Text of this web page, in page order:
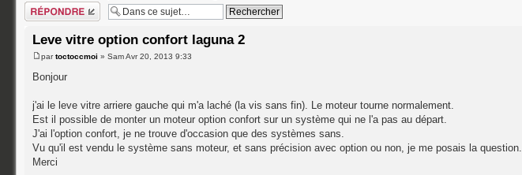
Répondre
Leve vitre option confort laguna 2
partoctoccmoi » Sam Avr 20, 2013 9:33
Bonjour
j'ai le leve vitre arriere gauche qui m'a laché (la vis sans fin). Le moteur tourne normalement.
Est il possible de monter un moteur option confort sur un système qui ne l'a pas au départ.
J'ai l'option confort, je ne trouve d'occasion que des systèmes sans.
Vu qu'il est vendu le système sans moteur, et sans précision avec option ou non, je me posais la question.
Merci